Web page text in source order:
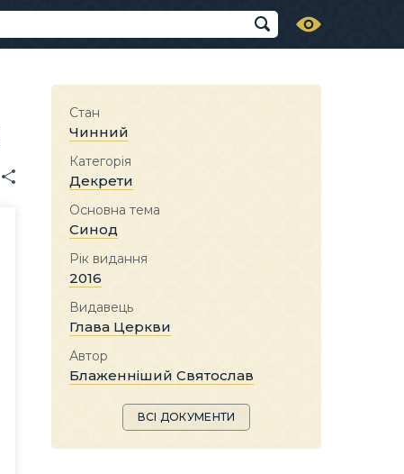
Стан
Чинний
Категорія
Декрети
Основна тема
Синод
Рік видання
2016
Видавець
Глава Церкви
Автор
Блаженніший Святослав
ВСІ ДОКУМЕНТИ